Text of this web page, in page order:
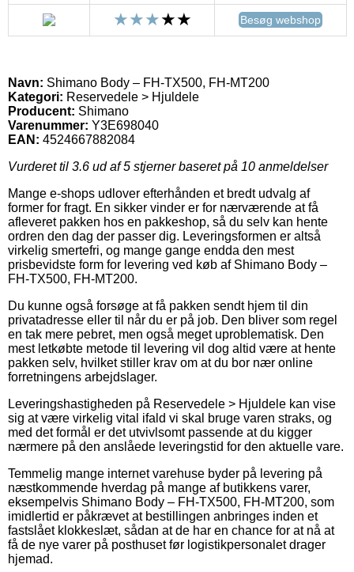
Besøg webshop
Navn: Shimano Body – FH-TX500, FH-MT200
Kategori: Reservedele > Hjuldele
Producent: Shimano
Varenummer: Y3E698040
EAN: 4524667882084
Vurderet til 3.6 ud af 5 stjerner baseret på 10 anmeldelser
Mange e-shops udlover efterhånden et bredt udvalg af
former for fragt. En sikker vinder er for nærværende at få
afleveret pakken hos en pakkeshop, så du selv kan hente
ordren den dag der passer dig. Leveringsformen er altså
virkelig smertefri, og mange gange endda den mest
prisbevidste form for levering ved køb af Shimano Body –
FH-TX500, FH-MT200.
Du kunne også forsøge at få pakken sendt hjem til din
privatadresse eller til når du er på job. Den bliver som regel
en tak mere pebret, men også meget uproblematisk. Den
mest letkøbte metode til levering vil dog altid være at hente
pakken selv, hvilket stiller krav om at du bor nær online
forretningens arbejdslager.
Leveringshastigheden på Reservedele > Hjuldele kan vise
sig at være virkelig vital ifald vi skal bruge varen straks, og
med det formål er det utvivlsomt passende at du kigger
nærmere på den anslåede leveringstid for den aktuelle vare.
Temmelig mange internet varehuse byder på levering på
næstkommende hverdag på mange af butikkens varer,
eksempelvis Shimano Body – FH-TX500, FH-MT200, som
imidlertid er påkrævet at bestillingen anbringes inden et
fastslået klokkeslæt, sådan at de har en chance for at nå at
få de nye varer på posthuset før logistikpersonalet drager
hjemad.